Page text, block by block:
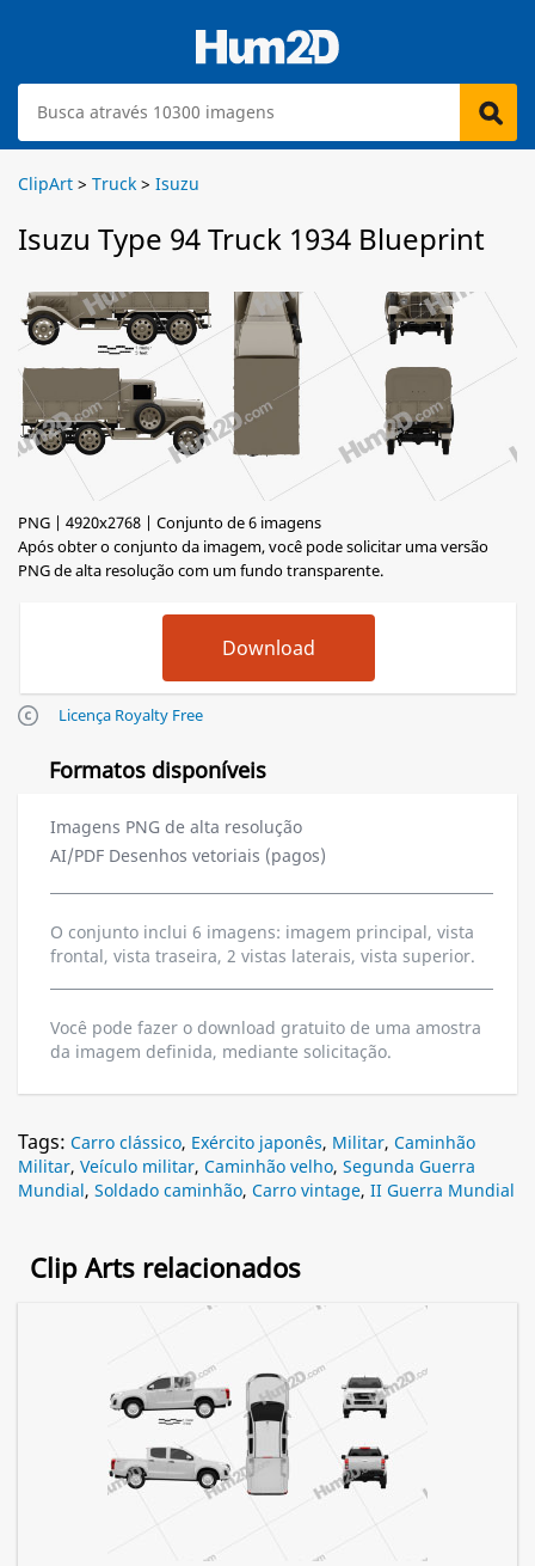
ClipArt > Truck > Isuzu
Isuzu Type 94 Truck 1934 Blueprint
PNG | 4920x2768 | Conjunto de 6 imagens
Após obter o conjunto da imagem, você pode solicitar uma versão
PNG de alta resolução com um fundo transparente.
Licença Royalty Free
Formatos disponíveis
Imagens PNG de alta resolução
AI/PDF Desenhos vetoriais (pagos)
O conjunto inclui 6 imagens: imagem principal, vista
frontal, vista traseira, 2 vistas laterais, vista superior.
Você pode fazer o download gratuito de uma amostra
da imagem definida, mediante solicitação.
Tags: Carro clássico, Exército japonês, Militar, Caminhão
Militar, Veículo militar, Caminhão velho, Segunda Guerra
Mundial, Soldado caminhão, Carro vintage, II Guerra Mundial
Clip Arts relacionados